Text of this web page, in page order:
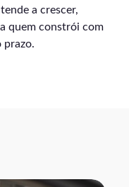
a crescer,
quem constrói com
prazo.